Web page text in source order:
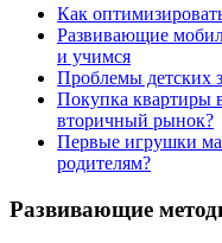
Как
Развивающие
и учимся
Проблемы детских
Покупка квартиры
вторичный рынок?
Первые игрушки
родителям?
Развивающие